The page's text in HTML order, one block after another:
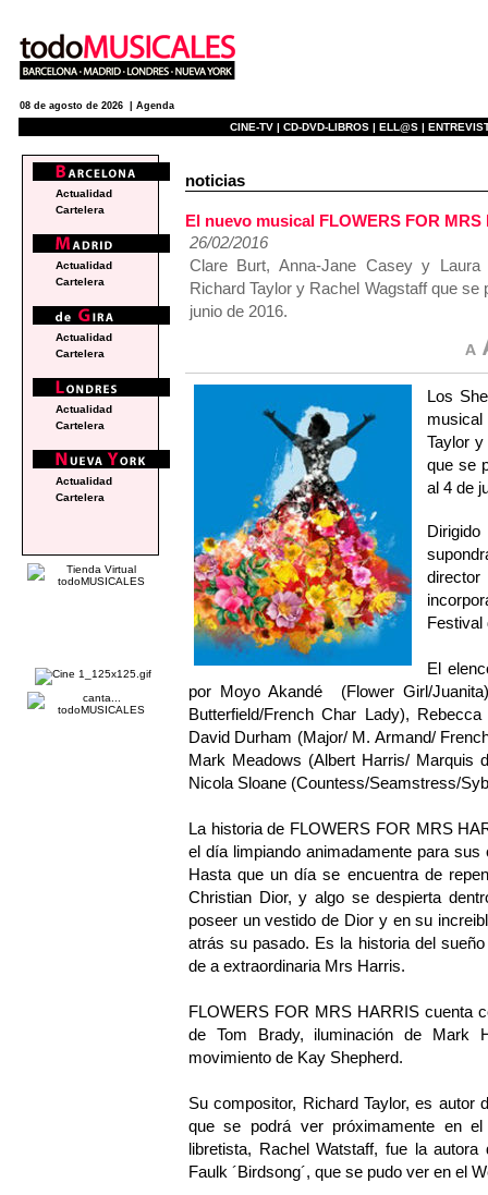
08 de agosto de 2026 | Agenda
CINE-TV | CD-DVD-LIBROS | ELL@S |
noticias
El nuevo musical FLOWERS FOR
26/02/2016
Clare Burt, Anna-Jane Casey y Laura
Richard Taylor y Rachel Wagstaff que
junio de 2016.
Los
Taylor
que se
al 4 de
Festival
El
por Moyo Akandé (Flower Girl/
Butterfield/French Char Lady),
David Durham (Major/ M. Armand/
Mark Meadows (Albert Harris/ Marquis
Nicola Sloane (Countess/Seamstress/
La historia de FLOWERS FOR MRS
el día limpiando animadamente para
Hasta que un día se encuentra de
Christian Dior, y algo se despierta
poseer un vestido de Dior y en su
atrás su pasado. Es la historia del
de a extraordinaria Mrs Harris.
FLOWERS FOR MRS HARRIS cuenta
de Tom Brady, iluminación de Mark
movimiento de Kay Shepherd.
Su compositor, Richard Taylor, es
que se podrá ver próximamente en
libretista, Rachel Watstaff, fue la
Faulk ´Birdsong´, que se pudo ver en el
Actualidad
Cartelera
Actualidad
Cartelera
Actualidad
Cartelera
Actualidad
Cartelera
Actualidad
Cartelera